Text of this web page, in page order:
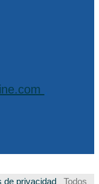
de privacidad
Todos